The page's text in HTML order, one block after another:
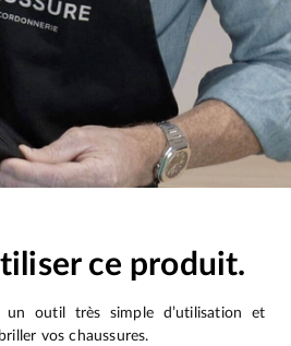
ce produit.
outil très simple d’utilisation et
vos chaussures.